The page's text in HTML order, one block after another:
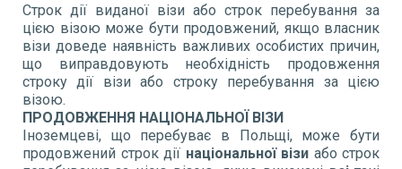
Строк дії виданої візи або строк перебування за
цією візою може бути продовжений, якщо власник
візи доведе наявність важливих особистих причин,
що виправдовують необхідність продовження
строку дії візи або строку перебування за цією
візою.
ПРОДОВЖЕННЯ НАЦІОНАЛЬНОЇ ВІЗИ
Іноземцеві, що перебуває в Польщі, може бути
продовжений строк дії національної візи або строк